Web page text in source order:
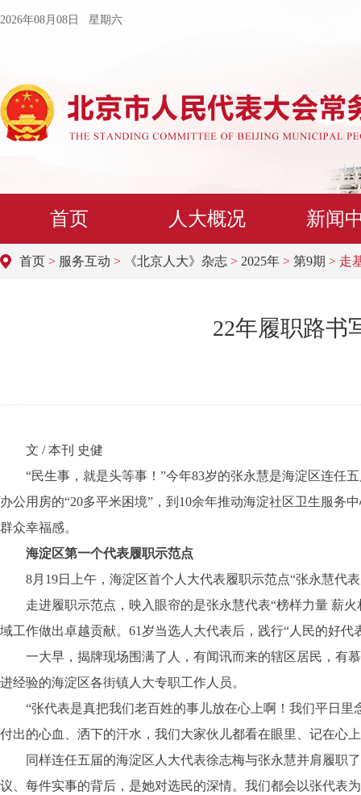
2026年08月08日 星期六
首页 人大概况 新闻
首页 > 服务互动 > 《北京人大》杂志 > 2025年 > 第9期 > 走
22年履职路
文 / 本刊 史健
“民生事，就是头等事！”今年83岁的张永慧是海淀区连任五
办公用房的“20多平米困境”，到10余年推动海淀社区卫生服
群众幸福感。
海淀区第一个代表履职示范点
8月19日上午，海淀区首个人大代表履职示范点“张永慧代
走进履职示范点，映入眼帘的是张永慧代表“榜样力量 薪火
域工作做出卓越贡献。61岁当选人大代表后，践行“人民的好
一大早，揭牌现场围满了人，有闻讯而来的辖区居民，有慕
进经验的海淀区各街镇人大专职工作人员。
“张代表是真把我们老百姓的事儿放在心上啊！我们平日里
付出的心血、洒下的汗水，我们大家伙儿都看在眼里、记在心
同样连任五届的海淀区人大代表徐志梅与张永慧并肩履职了
议、每件实事的背后，是她对选民的深情。我们都会以张代表